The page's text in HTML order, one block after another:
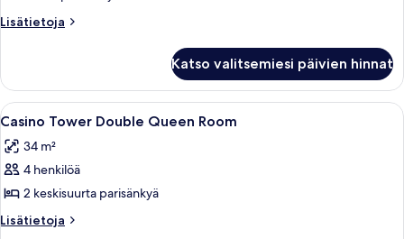
huone,
parisänky
kuvat
Lisätietoja
Lisätietoja
huone,
suuri
Katso valitsemiesi päivien hinnat
Avaa
kaikki
huonetyypin
Casino
Tower
Double
Hotellihuone, jossa on kaksi sänkyä,
4
Casino Tower Double Queen Room
34 m²
4 henkilöä
2 keskisuurta parisänkyä
Lisätietoja
Lisätietoja